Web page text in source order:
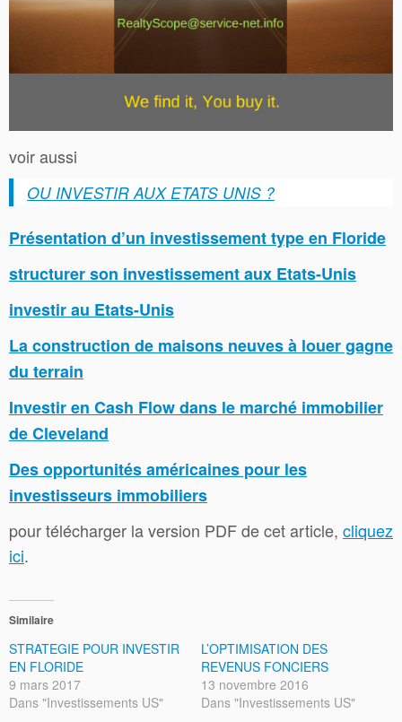
voir aussi
OU INVESTIR AUX ETATS UNIS ?
Présentation d’un investissement type en Floride
structurer son investissement aux Etats-Unis
investir au Etats-Unis
La construction de maisons neuves à louer gagne
du terrain
Investir en Cash Flow dans le marché immobilier
de Cleveland
Des opportunités américaines pour les
investisseurs immobiliers
pour télécharger la version PDF de cet article, cliquez
ici.
Similaire
STRATEGIE POUR INVESTIR
EN FLORIDE
9 mars 2017
Dans "Investissements US"
L’OPTIMISATION DES
REVENUS FONCIERS
13 novembre 2016
Dans "Investissements US"